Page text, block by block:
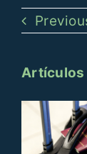
Artículos